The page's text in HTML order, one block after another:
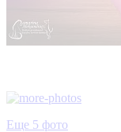
Еще 5 фото